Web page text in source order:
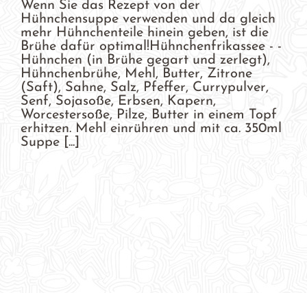
Wenn Sie das Rezept von der
Hühnchensuppe verwenden und da gleich
mehr Hühnchenteile hinein geben, ist die
Brühe dafür optimal!Hühnchenfrikassee - -
Hühnchen (in Brühe gegart und zerlegt),
Hühnchenbrühe, Mehl, Butter, Zitrone
(Saft), Sahne, Salz, Pfeffer, Currypulver,
Senf, Sojasoße, Erbsen, Kapern,
Worcestersoße, Pilze, Butter in einem Topf
erhitzen. Mehl einrühren und mit ca. 350ml
Suppe [...]